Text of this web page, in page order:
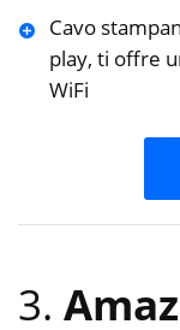
Cavo
play, ti offre
WiFi
3.